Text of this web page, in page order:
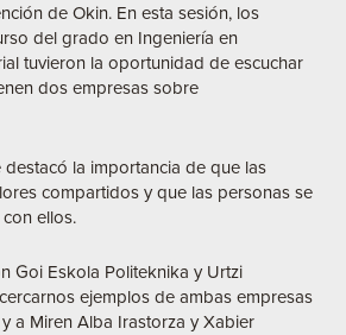
de Okin. En esta sesión, los
del grado en Ingeniería en
tuvieron la oportunidad de escuchar
dos empresas sobre
destacó la importancia de que las
compartidos y que las personas se
ellos.
Goi Eskola Politeknika y Urtzi
ejemplos de ambas empresas
a Miren Alba Irastorza y Xabier